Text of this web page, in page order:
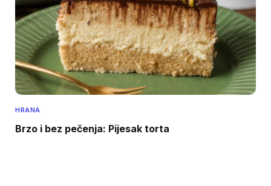
HRANA
Brzo i bez pečenja: Pijesak torta